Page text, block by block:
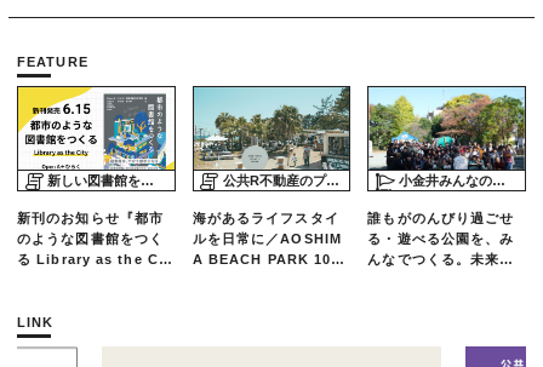
FEATURE
新しい図書館をめぐる旅
新刊のお知らせ『都市
のような図書館をつく
る Library as the Cit
公共R不動産のプロジェクトスタディ
海があるライフスタイ
ルを日常に／AOSHIM
A BEACH PARK 10年
小金井みんなの公園プロジェクト「play here」
誰もがのんびり過ごせ
る・遊べる公園を、み
んなでつくる。未来の
LINK